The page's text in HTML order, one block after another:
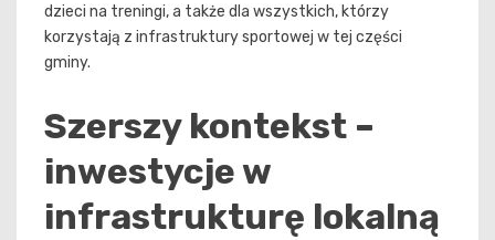
dzieci na treningi, a także dla wszystkich, którzy
korzystają z infrastruktury sportowej w tej części
gminy.
Szerszy kontekst –
inwestycje w
infrastrukturę lokalną